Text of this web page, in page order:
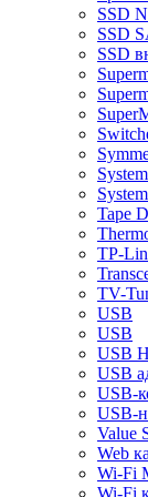
SSD
SSD
SSD
Tape
TP-
TV-
USB
USB
USB
USB
USB-
USB-
Value
Web
Wi-Fi
Wi-Fi